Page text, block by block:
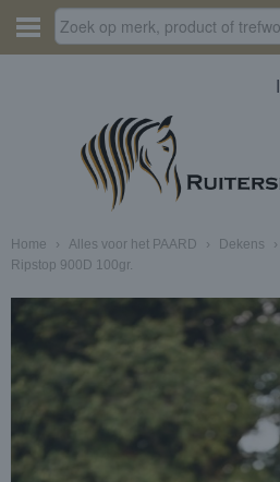
Home › Alles voor het PAARD › Dekens ›
Ripstop 900D 100gr.